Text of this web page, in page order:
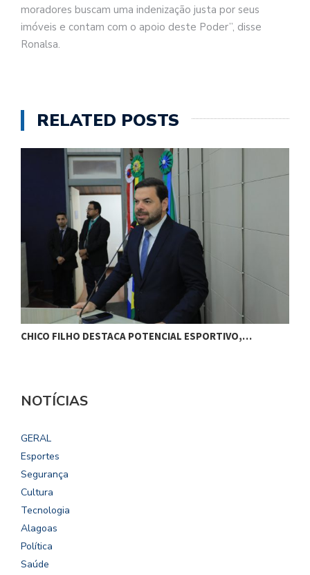
moradores buscam uma indenização justa por seus
imóveis e contam com o apoio deste Poder”, disse
Ronalsa.
RELATED POSTS
CHICO FILHO DESTACA POTENCIAL ESPORTIVO,…
NOTÍCIAS
GERAL
Esportes
Segurança
Cultura
Tecnologia
Alagoas
Política
Saúde